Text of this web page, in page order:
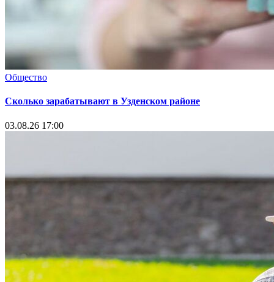
Общество
Сколько зарабатывают в Узденском районе
03.08.26 17:00